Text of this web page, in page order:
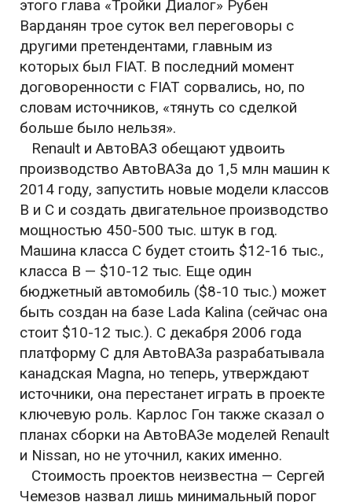
этого глава «Тройки Диалог» Рубен
Варданян трое суток вел переговоры с
другими претендентами, главным из
которых был FIAT. В последний момент
договоренности с FIAT сорвались, но, по
словам источников, «тянуть со сделкой
больше было нельзя».
Renault и АвтоВАЗ обещают удвоить
производство АвтоВАЗа до 1,5 млн машин к
2014 году, запустить новые модели классов
B и C и создать двигательное производство
мощностью 450-500 тыс. штук в год.
Машина класса C будет стоить $12-16 тыс.,
класса B — $10-12 тыс. Еще один
бюджетный автомобиль ($8-10 тыс.) может
быть создан на базе Lada Kalina (сейчас она
стоит $10-12 тыс.). С декабря 2006 года
платформу C для АвтоВАЗа разрабатывала
канадская Magna, но теперь, утверждают
источники, она перестанет играть в проекте
ключевую роль. Карлос Гон также сказал о
планах сборки на АвтоВАЗе моделей Renault
и Nissan, но не уточнил, каких именно.
Стоимость проектов неизвестна — Сергей
Чемезов назвал лишь минимальный порог